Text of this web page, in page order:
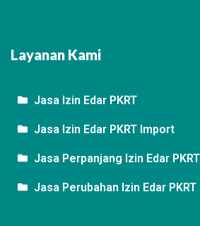
Layanan Kami
Jasa Izin Edar PKRT
Jasa Izin Edar PKRT Import
Jasa Perpanjang Izin Edar PKRT
Jasa Perubahan Izin Edar PKRT